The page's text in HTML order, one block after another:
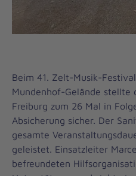
Beim 41. Zelt-Musik-
Mundenhof-Gelände
Freiburg zum 26 Mal in
Absicherung sicher. Der
gesamte
geleistet. Einsatzleiter
befreundeten